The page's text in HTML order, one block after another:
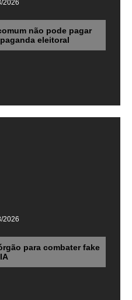
2026
não pode pagar
eleitoral
2026
para combater fake